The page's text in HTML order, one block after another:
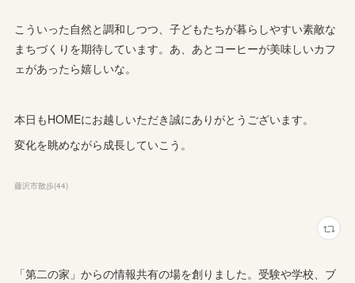
こういった自然と調和しつつ、子どもたちが暮らしやすい素敵な
まちづくりを期待しています。あ、あとコーヒーが美味しいカフ
ェがあったら嬉しいな。
本日もHOMEにお越しいただき誠にありがとうございます。
変化を眺めながら成長していこう。
藤沢市散歩(44)
「第二の家」からの情報共有の場を創りました。受験や学校、ブ